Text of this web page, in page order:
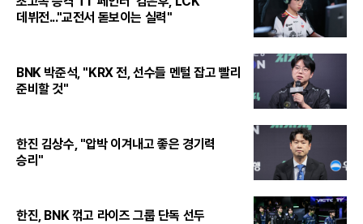
데뷔전..."교전서 돋보이는 실력"
BNK 박준석, "KRX 전, 선수들 멘털 잡고 빨리
준비할 것"
한진 김상수, "압박 이겨내고 좋은 경기력
승리"
한진, BNK 꺾고 라이즈 그룹 단독 선두